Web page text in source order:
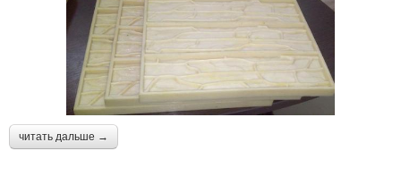
читать дальше →